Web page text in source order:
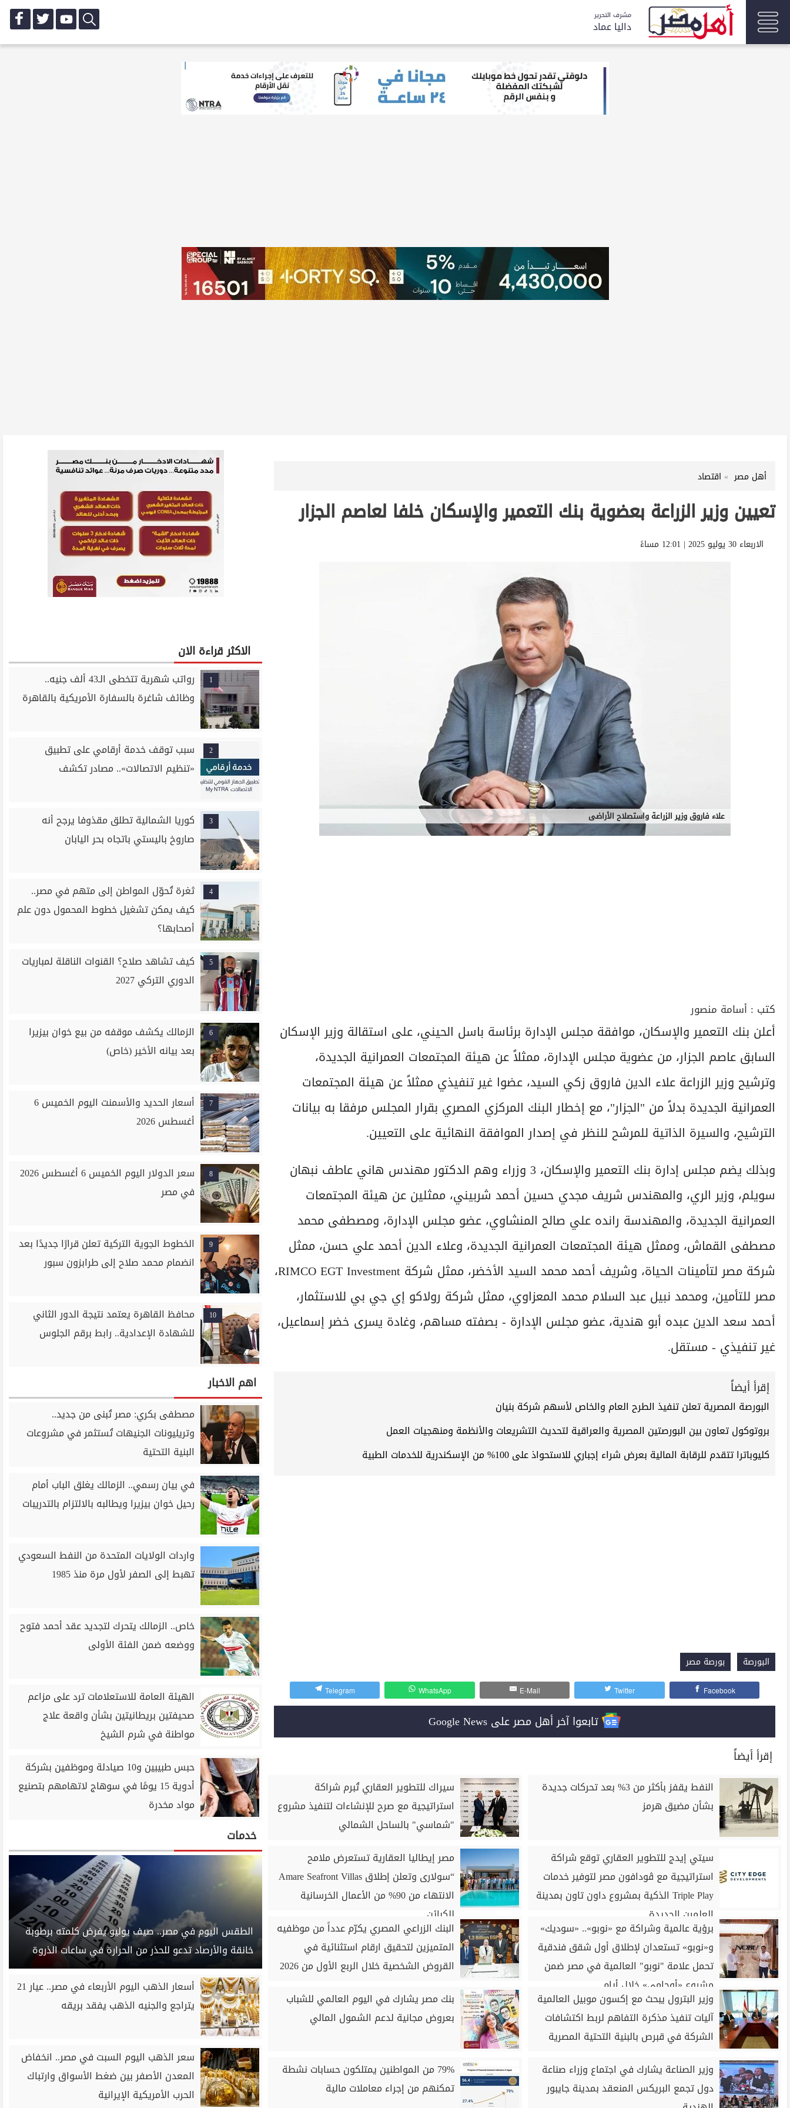
مشرف التحرير
داليا عماد
أهل مصر اقتصاد
تعيين وزير الزراعة بعضوية بنك التعمير والإسكان خلفا لعاصم الجزار
الاربعاء 30 يوليو 2025 | 12:01 مساءً
علاء فاروق وزير الزراعة واستصلاح الأراضى
كتب : أسامة منصور
أعلن بنك التعمير والإسكان، موافقة مجلس الإدارة برئاسة باسل الحيني، على استقالة وزير الإسكان
السابق عاصم الجزار، من عضوية مجلس الإدارة، ممثلاً عن هيئة المجتمعات العمرانية الجديدة،
وترشيح وزير الزراعة علاء الدين فاروق زكي السيد، عضوا غير تنفيذي ممثلاً عن هيئة المجتمعات
العمرانية الجديدة بدلاً من "الجزار"، مع إخطار البنك المركزي المصري بقرار المجلس مرفقا به بيانات
الترشيح، والسيرة الذاتية للمرشح للنظر في إصدار الموافقة النهائية على التعيين.
وبذلك يضم مجلس إدارة بنك التعمير والإسكان، 3 وزراء وهم الدكتور مهندس هاني عاطف نبهان
سویلم، وزير الري، والمهندس شريف مجدي حسين أحمد شربيني، ممثلين عن هيئة المجتمعات
العمرانية الجديدة، والمهندسة رانده علي صالح المنشاوي، عضو مجلس الإدارة، ومصطفى محمد
مصطفى القماش، وممثل هيئة المجتمعات العمرانية الجديدة، وعلاء الدين أحمد علي حسن، ممثل
شركة مصر لتأمينات الحياة، وشريف أحمد محمد السيد الأخضر، ممثل شركة RIMCO EGT Investment،
مصر للتأمين، ومحمد نبيل عبد السلام محمد المعزاوي، ممثل شركة رولاكو إي جي بي للاستثمار،
أحمد سعد الدين عبده أبو هندية، عضو مجلس الإدارة - بصفته مساهم، وغادة يسرى خضر إسماعيل،
غير تنفيذي - مستقل.
إقرأ أيضاً
البورصة المصرية تعلن تنفيذ الطرح العام والخاص لأسهم شركة بنيان
بروتوكول تعاون بين البورصتين المصرية والعراقية لتحديث التشريعات والأنظمة ومنهجيات العمل
كليوباترا تتقدم للرقابة المالية بعرض شراء إجباري للاستحواذ على 100% من الإسكندرية للخدمات الطبية
البورصة بورصة مصر
Facebook
Twitter
E-Mail
WhatsApp
Telegram
تابعوا آخر أهل مصر على Google News
إقرأ أيضاً
النفط يقفز بأكثر من 3% بعد تحركات جديدة
بشأن مضيق هرمز
سيراك للتطوير العقاري تُبرم شراكة
استراتيجية مع صرح للإنشاءات لتنفيذ مشروع
"شماسي" بالساحل الشمالي
سيتي إيدج للتطوير العقاري توقع شراكة
استراتيجية مع ڤودافون مصر لتوفير خدمات
Triple Play الذكية بمشروع داون تاون بمدينة
العلمين الجديدة
مصر إيطاليا العقارية تستعرض ملامح
“سولارى وتعلن إطلاق Amare Seafront Villas
الانتهاء من 90% من الأعمال الخرسانية
للكبائن
برؤية عالمية وشراكة مع «نوبو».. «سوديك»
و«نوبو» تستعدان لإطلاق أول شقق فندقية
تحمل علامة "نوبو" العالمية في مصر ضمن
مشروع «أوجامي» خلال أيام
البنك الزراعي المصري يكرّم عدداً من موظفيه
المتميزين لتحقيق ارقام استثنائية في
القروض الشخصية خلال الربع الأول من 2026
وزير البترول يبحث مع إكسون موبيل العالمية
آليات تنفيذ مذكرة التفاهم لربط اكتشافات
الشركة في قبرص بالبنية التحتية المصرية
بنك مصر يشارك في اليوم العالمي للشباب
بعروض مجانية لدعم الشمول المالي
وزير الصناعة يشارك في اجتماع وزراء صناعة
دول تجمع البريكس المنعقد بمدينة جايبور
79% من المواطنين يمتلكون حسابات نشطة
تمكنهم من إجراء معاملات مالية
الاكثر قراءة الان
1
رواتب شهرية تتخطى الـ43 ألف جنيه..
وظائف شاغرة بالسفارة الأمريكية بالقاهرة
2
سبب توقف خدمة أرقامي على تطبيق
«تنظيم الاتصالات».. مصادر تكشف
3
كوريا الشمالية تطلق مقذوفا يرجح أنه
صاروخ باليستي باتجاه بحر اليابان
4
ثغرة تُحوّل المواطن إلى متهم في مصر..
كيف يمكن تشغيل خطوط المحمول دون علم
أصحابها؟
5
كيف تشاهد صلاح؟ القنوات الناقلة لمباريات
الدوري التركي 2027
6
الزمالك يكشف موقفه من بيع خوان بيزيرا
بعد بيانه الأخير (خاص)
7
أسعار الحديد والأسمنت اليوم الخميس 6
أغسطس 2026
8
سعر الدولار اليوم الخميس 6 أغسطس 2026
في مصر
9
الخطوط الجوية التركية تعلن قرارًا جديدًا بعد
انضمام محمد صلاح إلى طرابزون سبور
10
محافظ القاهرة يعتمد نتيجة الدور الثاني
للشهادة الإعدادية.. رابط برقم الجلوس
اهم الاخبار
مصطفى بكري: مصر تُبنى من جديد..
وتريليونات الجنيهات تُستثمر في مشروعات
البنية التحتية
في بيان رسمي.. الزمالك يغلق الباب أمام
رحيل خوان بيزيرا ويطالبه بالالتزام بالتدريبات
واردات الولايات المتحدة من النفط السعودي
تهبط إلى الصفر لأول مرة منذ 1985
خاص.. الزمالك يتحرك لتجديد عقد أحمد فتوح
ووضعه ضمن الفئة الأولى
الهيئة العامة للاستعلامات ترد على مزاعم
صحيفتين بريطانيتين بشأن واقعة علاج
مواطنة في شرم الشيخ
حبس طبيبين و10 صيادلة وموظفين بشركة
أدوية 15 يومًا في سوهاج لاتهامهم بتصنيع
مواد مخدرة
خدمات
الطقس اليوم في مصر.. صيف يوليو يفرض كلمته برطوبة
خانقة والأرصاد تدعو للحذر من الحرارة في ساعات الذروة
أسعار الذهب اليوم الأربعاء في مصر.. عيار 21
يتراجع والجنيه الذهب يفقد بريقه
سعر الذهب اليوم السبت في مصر.. انخفاض
المعدن الأصفر بين ضغط الأسواق وارتباك
الحرب الأمريكية الإيرانية